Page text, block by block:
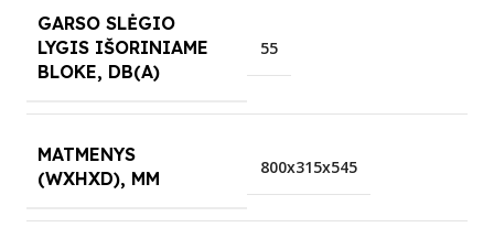
GARSO SLĖGIO
LYGIS IŠORINIAME
BLOKE, DB(A)
55
MATMENYS
(WXHXD), MM
800x315x545